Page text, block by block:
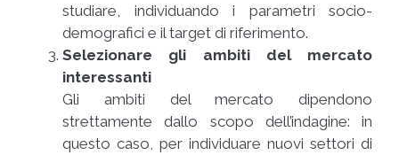
studiare, individuando i parametri socio-
demografici e il target di riferimento.
Selezionare gli ambiti del mercato
interessanti
Gli ambiti del mercato dipendono
strettamente dallo scopo dell’indagine: in
questo caso, per individuare nuovi settori di